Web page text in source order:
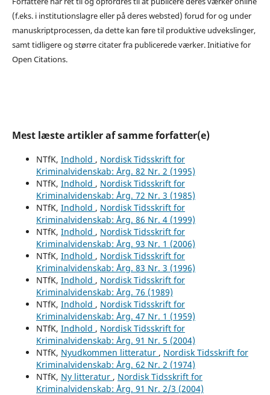
(f.eks. i institutionslagre eller på deres websted) forud for og under
manuskriptprocessen, da dette kan føre til produktive udvekslinger,
samt tidligere og større citater fra publicerede værker. Initiative for
Open Citations.
Mest læste artikler af samme forfatter(e)
NTfK, Indhold , Nordisk Tidsskrift for
Kriminalvidenskab: Årg. 82 Nr. 2 (1995)
NTfK, Indhold , Nordisk Tidsskrift for
Kriminalvidenskab: Årg. 72 Nr. 3 (1985)
NTfK, Indhold , Nordisk Tidsskrift for
Kriminalvidenskab: Årg. 86 Nr. 4 (1999)
NTfK, Indhold , Nordisk Tidsskrift for
Kriminalvidenskab: Årg. 93 Nr. 1 (2006)
NTfK, Indhold , Nordisk Tidsskrift for
Kriminalvidenskab: Årg. 83 Nr. 3 (1996)
NTfK, Indhold , Nordisk Tidsskrift for
Kriminalvidenskab: Årg. 76 (1989)
NTfK, Indhold , Nordisk Tidsskrift for
Kriminalvidenskab: Årg. 47 Nr. 1 (1959)
NTfK, Indhold , Nordisk Tidsskrift for
Kriminalvidenskab: Årg. 91 Nr. 5 (2004)
NTfK, Nyudkommen litteratur , Nordisk Tidsskrift for
Kriminalvidenskab: Årg. 62 Nr. 2 (1974)
NTfK, Ny litteratur , Nordisk Tidsskrift for
Kriminalvidenskab: Årg. 91 Nr. 2/3 (2004)